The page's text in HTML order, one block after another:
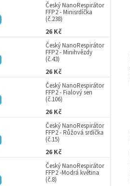
Český NanoRespirátor
FFP2 - Minisrdíčka
(č.238)
26 Kč
Český NanoRespirátor
FFP2 - Minihvězdy
(č.43)
26 Kč
Český NanoRespirátor
FFP2 - Fialový sen
(č.106)
26 Kč
Český NanoRespirátor
FFP2 - Růžová srdíčka
(č.15)
26 Kč
Český NanoRespirátor
FFP2 -Modrá květina
(č.8)